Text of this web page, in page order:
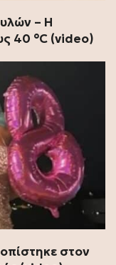
– Η
40 °C (video)
στον